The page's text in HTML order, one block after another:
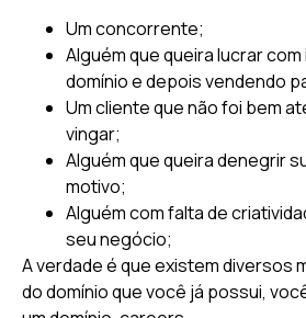
Um concorrente;
Alguém que queira lucrar
domínio e depois vendendo
Um cliente que não foi bem
vingar;
Alguém que queira denegrir
motivo;
Alguém com falta de
seu negócio;
A verdade é que existem diversos
do domínio que você já possui,